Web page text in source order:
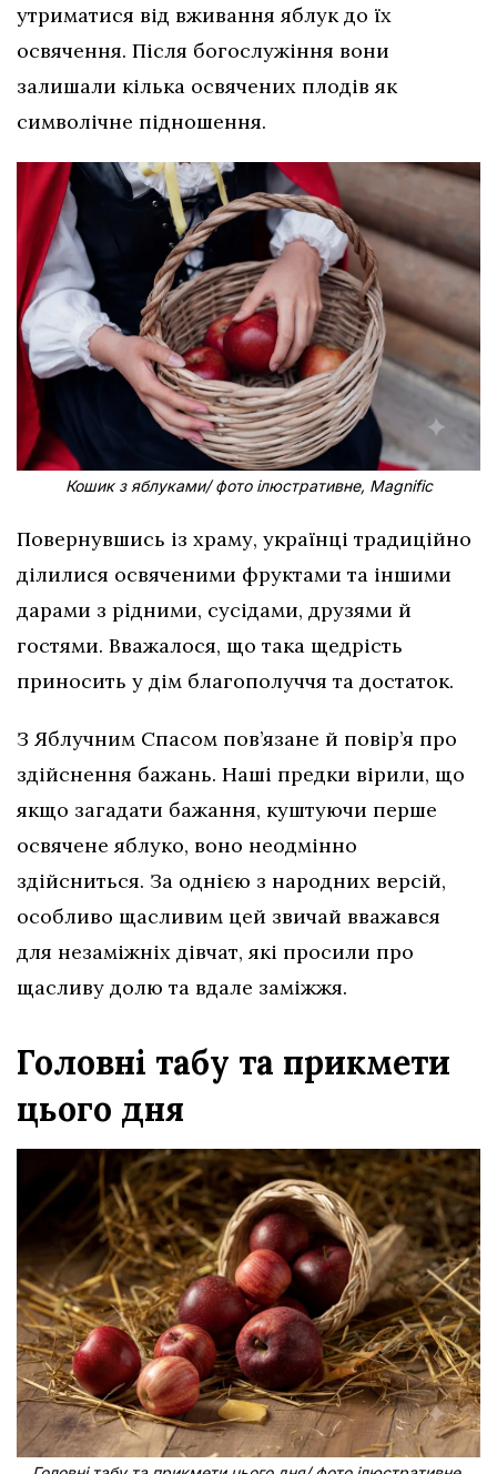
утриматися від вживання яблук до їх
освячення. Після богослужіння вони
залишали кілька освячених плодів як
символічне підношення.
Кошик з яблуками/ фото ілюстративне, Magnific
Повернувшись із храму, українці традиційно
ділилися освяченими фруктами та іншими
дарами з рідними, сусідами, друзями й
гостями. Вважалося, що така щедрість
приносить у дім благополуччя та достаток.
З Яблучним Спасом пов’язане й повір’я про
здійснення бажань. Наші предки вірили, що
якщо загадати бажання, куштуючи перше
освячене яблуко, воно неодмінно
здійсниться. За однією з народних версій,
особливо щасливим цей звичай вважався
для незаміжніх дівчат, які просили про
щасливу долю та вдале заміжжя.
Головні табу та прикмети
цього дня